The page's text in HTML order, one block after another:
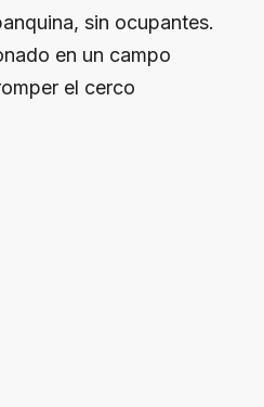
sin ocupantes.
en un campo
el cerco